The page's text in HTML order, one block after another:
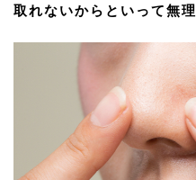
取れないからといって無